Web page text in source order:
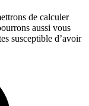
de calculer
aussi vous
susceptible d’avoir